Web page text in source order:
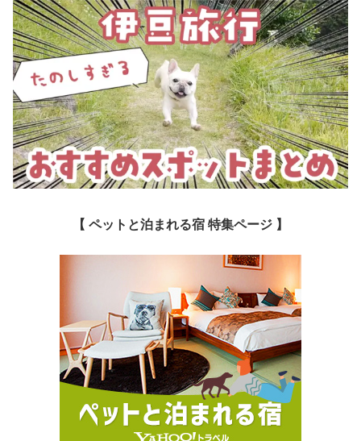
【 ペットと泊まれる宿 特集ページ 】